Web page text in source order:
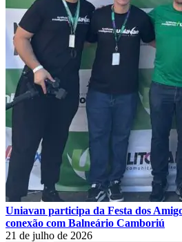
Uniavan participa da Festa dos
conexão com Balneário Camboriú
21 de julho de 2026